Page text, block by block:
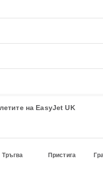
на EasyJet UK
Тръгва Пристига